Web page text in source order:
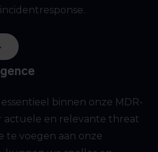
binnen onze MDR-
actuele en relevante threat
te voegen aan onze